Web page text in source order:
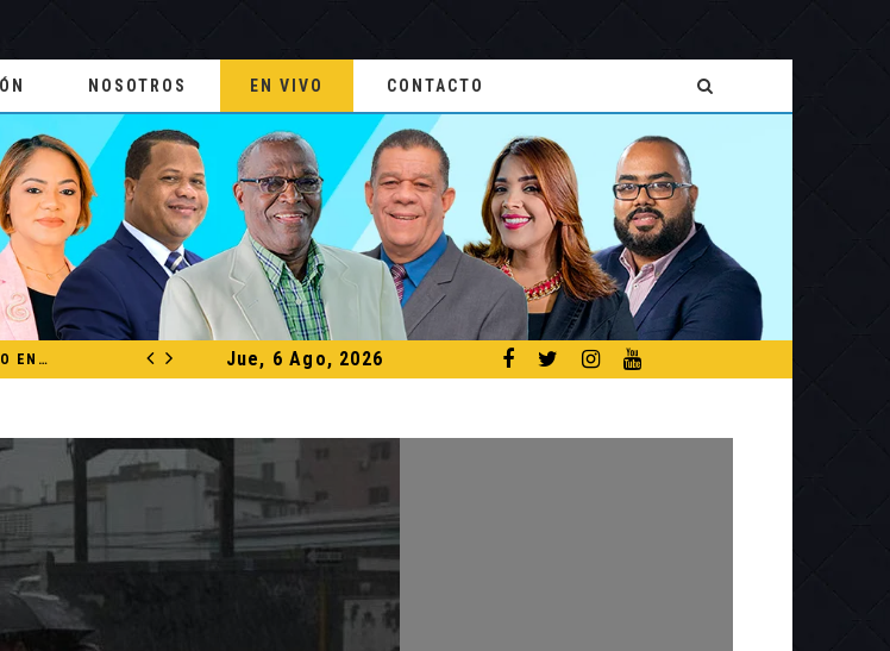
NOSOTROS EN VIVO CONTACTO
FCCA RECONOCE A DAVID COLLADO POR SU LIDERAZGO EN EL CRECIMIENTO DE LA INDUSTRIA DE CRUCEROS EN RD NACIONALES
Jue, 6 Ago, 2026